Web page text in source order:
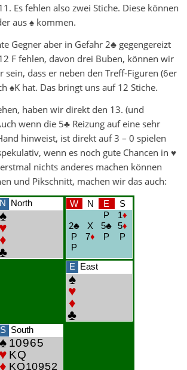
Es fehlen also zwei Stiche. Diese können
aus ♠ kommen.
Gegner aber in Gefahr 2♣ gegengereizt
F fehlen, davon drei Buben, können wir
sein, dass er neben den Treff-Figuren (6er
♠K hat. Das bringt uns auf 12 Stiche.
haben wir direkt den 13. (und
wenn die 5♣ Reizung auf eine sehr
hinweist, ist direkt auf 3 – 0 spielen
wenn es noch gute Chancen in ♥
nichts anderes machen können
und Pikschnitt, machen wir das auch: